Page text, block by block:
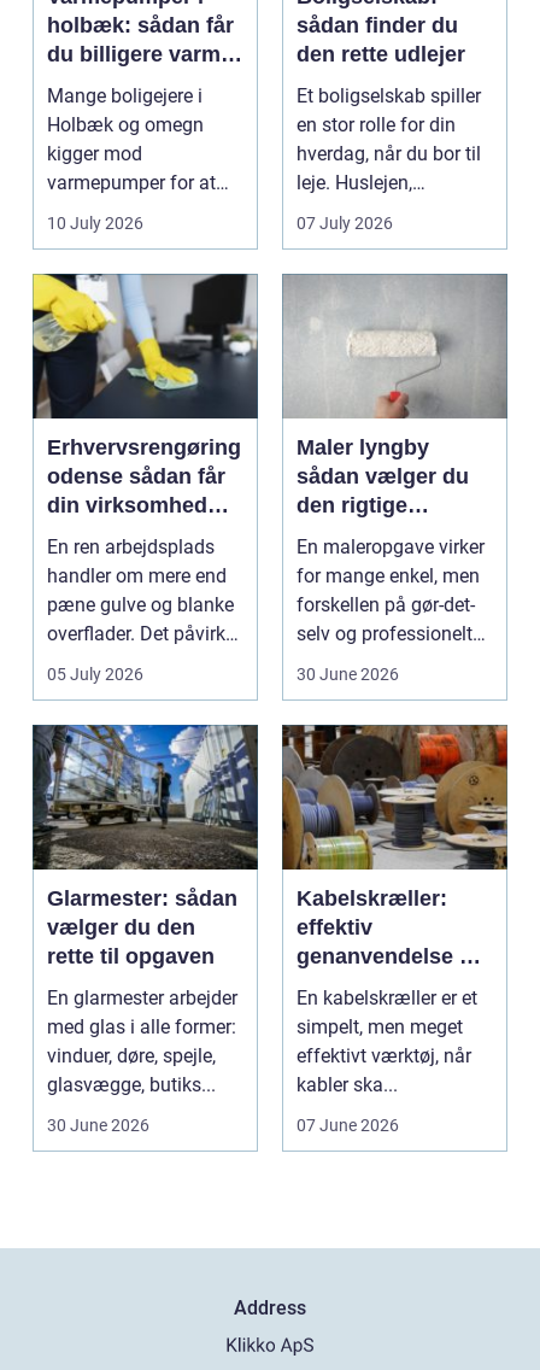
holbæk: sådan får
du billigere varme
og bedre
indeklima
Mange boligejere i
Holbæk og omegn
kigger mod
varmepumper for at
sænke
varmeregningen og få
et sunde...
10 July 2026
sådan finder du
den rette udlejer
Et boligselskab spiller
en stor rolle for din
hverdag, når du bor til
leje. Huslejen,
vedligeh...
07 July 2026
Erhvervsrengøring
odense sådan får
din virksomhed
mest værdi for
pengene
En ren arbejdsplads
handler om mere end
pæne gulve og blanke
overflader. Det påvirker
både arbejdsmi...
05 July 2026
Maler lyngby
sådan vælger du
den rigtige
fagmand
En maleropgave virker
for mange enkel, men
forskellen på gør-det-
selv og professionelt
30 June 2026
Glarmester: sådan
vælger du den
rette til opgaven
En glarmester arbejder
med glas i alle former:
vinduer, døre, spejle,
glasvægge, butiks...
30 June 2026
Kabelskræller:
effektiv
genanvendelse og
bedre økonomi i
kabelhåndtering
En kabelskræller er et
simpelt, men meget
effektivt værktøj, når
kabler ska...
07 June 2026
Address